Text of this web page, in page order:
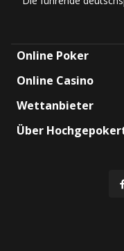
Online Poker
Online Casino
Wettanbieter
Über